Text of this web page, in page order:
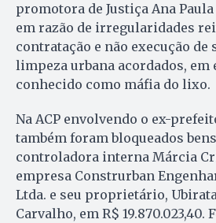
promotora de Justiça Ana Paula
em razão de irregularidades
contratação e não execução de
limpeza urbana acordados, em
conhecido como máfia do lixo.
Na ACP envolvendo o ex-
também foram bloqueados
controladora interna Márcia
empresa Construrban
Ltda. e seu proprietário,
Carvalho, em R$ 19.870.023,40.